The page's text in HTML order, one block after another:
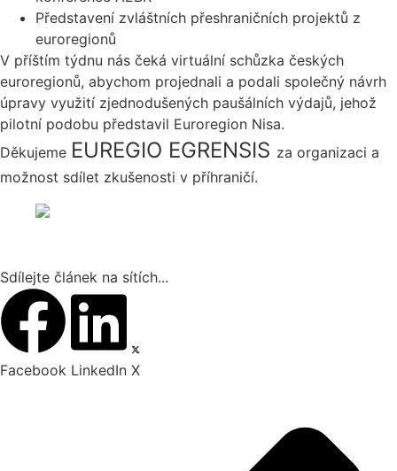
Představení zvláštních přeshraničních projektů z
euroregionů
V příštím týdnu nás čeká virtuální schůzka českých
euroregionů, abychom projednali a podali společný návrh
úpravy využití zjednodušených paušálních výdajů, jehož
pilotní podobu představil Euroregion Nisa.
Děkujeme EUREGIO EGRENSIS za organizaci a
možnost sdílet zkušenosti v příhraničí.
Sdílejte článek na sítích...
Facebook LinkedIn X